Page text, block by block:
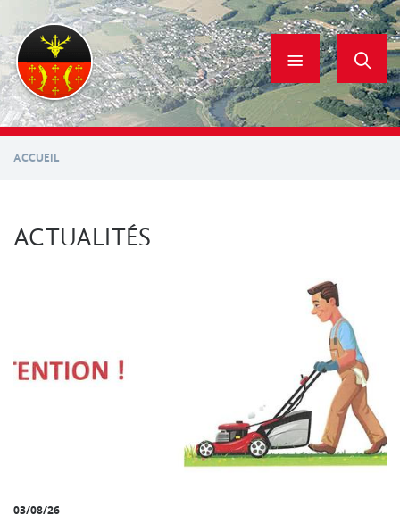
contenu
principal
ACCUEIL
ACTUALITÉS
03/08/26